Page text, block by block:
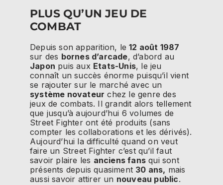
PLUS QU’UN JEU DE
COMBAT
Depuis son apparition, le12 août 1987
sur des bornes d’arcade, d’abord au
Japon puis aux Etats-Unis, le jeu
connaît un succès énorme puisqu’il vient
se rajouter sur le marché avec un
système novateur chez le genre des
jeux de combats. Il grandit alors tellement
que jusqu’à aujourd’hui 6 volumes de
Street Fighter ont été produits (sans
compter les collaborations et les dérivés).
Aujourd’hui la difficulté quand on veut
faire un Street Fighter c’est qu’il faut
savoir plaire les anciens fans qui sont
présents depuis quasiment 30 ans, mais
aussi savoir attirer un nouveau public.